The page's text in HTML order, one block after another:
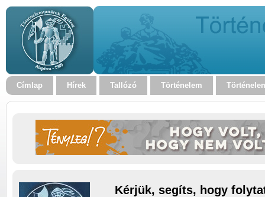
Címlap Hírek Tallózó Történelem
Kérjük, segíts, hogy